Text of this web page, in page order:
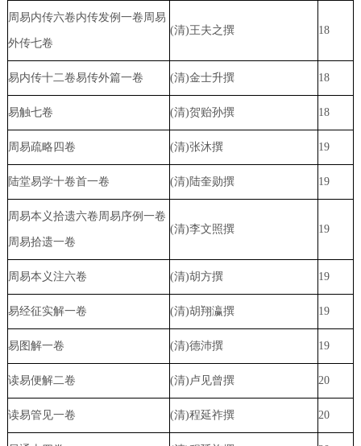
周易内传六卷内传发例一卷周易
外传七卷
(清)王夫之撰 18
易内传十二卷易传外篇一卷 (清)金士升撰 18
易触七卷 (清)贺贻孙撰 18
周易疏略四卷 (清)张沐撰 19
陆堂易学十卷首一卷 (清)陆奎勋撰 19
周易本义拾遗六卷周易序例一卷
周易拾遗一卷
(清)李文照撰 19
周易本义注六卷 (清)胡方撰 19
易经征实解一卷 (清)胡翔瀛撰 19
易图解一卷 (清)德沛撰 19
读易便解二卷 (清)卢见曾撰 20
读易管见一卷 (清)程延祚撰 20